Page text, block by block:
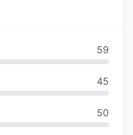
59
45
50